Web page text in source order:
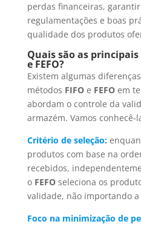
perdas financeiras,
regulamentações e boas
qualidade dos produtos
Quais são as
e FEFO?
Existem algumas
métodos FIFOe FEFO em
abordam o controle da
armazém. Vamos conhecê-
Critério de seleção:
produtos com base na
recebidos,
o FEFO seleciona os
validade, não importando
Foco na minimização de